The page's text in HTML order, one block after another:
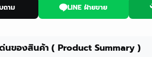
ถาม LINE ฝ่ายขาย
ของสินค้า ( Product Summary )